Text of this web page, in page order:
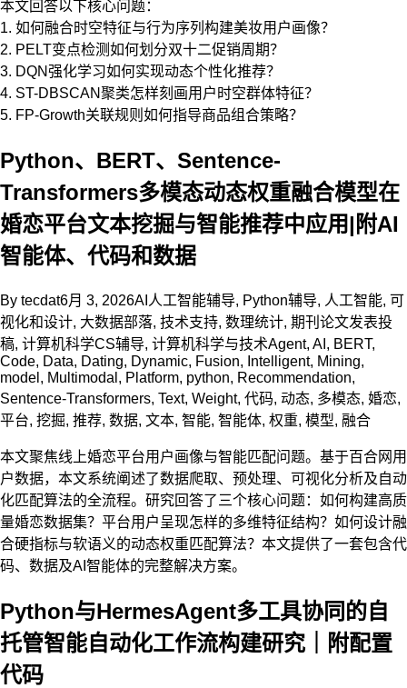
本文回答以下核心问题：
1. 如何融合时空特征与行为序列构建美妆用户画像？
2. PELT变点检测如何划分双十二促销周期？
3. DQN强化学习如何实现动态个性化推荐？
4. ST-DBSCAN聚类怎样刻画用户时空群体特征？
5. FP-Growth关联规则如何指导商品组合策略？
Python、BERT、Sentence-
Transformers多模态动态权重融合模型在
婚恋平台文本挖掘与智能推荐中应用|附AI
智能体、代码和数据
By tecdat6月 3, 2026AI人工智能辅导, Python辅导, 人工智能, 可
视化和设计, 大数据部落, 技术支持, 数理统计, 期刊论文发表投
稿, 计算机科学CS辅导, 计算机科学与技术Agent, AI , BERT,
Code, Data, Dating, Dynamic, Fusion, Intelligent, Mining,
model , Multimodal , Platform, python, Recommendation,
Sentence-Transformers, Text, Weight, 代码, 动态, 多模态, 婚恋,
平台, 挖掘, 推荐, 数据, 文本, 智能, 智能体, 权重, 模型, 融合
本文聚焦线上婚恋平台用户画像与智能匹配问题。基于百合网用
户数据，本文系统阐述了数据爬取、预处理、可视化分析及自动
化匹配算法的全流程。研究回答了三个核心问题：如何构建高质
量婚恋数据集？平台用户呈现怎样的多维特征结构？如何设计融
合硬指标与软语义的动态权重匹配算法？本文提供了一套包含代
码、数据及AI智能体的完整解决方案。
Python与HermesAgent多工具协同的自
托管智能自动化工作流构建研究｜附配置
代码